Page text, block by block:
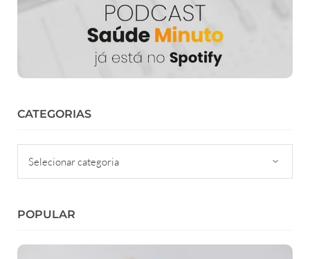
CATEGORIAS
POPULAR